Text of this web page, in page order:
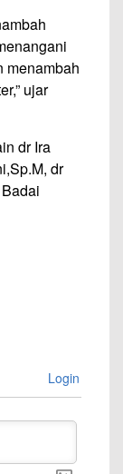
menambah
ujar
dr Ira
dr
Login